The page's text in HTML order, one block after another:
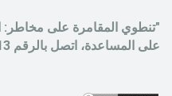
"تنطوي المقامرة على مخاطر:
على المساعدة، اتصل بالرقم 13-74-75-75-9 (مجانًا)".